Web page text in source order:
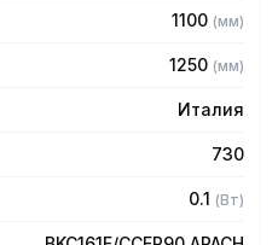
1100 (мм)
1250 (мм)
Италия
730
0.1 (Вт)